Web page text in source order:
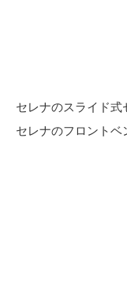
セレナのスライド式
セレナのフロントベ